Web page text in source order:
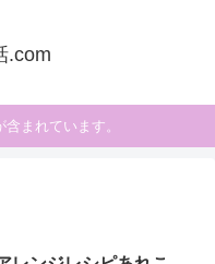
.com
まれています。